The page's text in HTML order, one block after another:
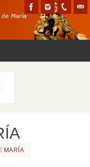
MARÍA